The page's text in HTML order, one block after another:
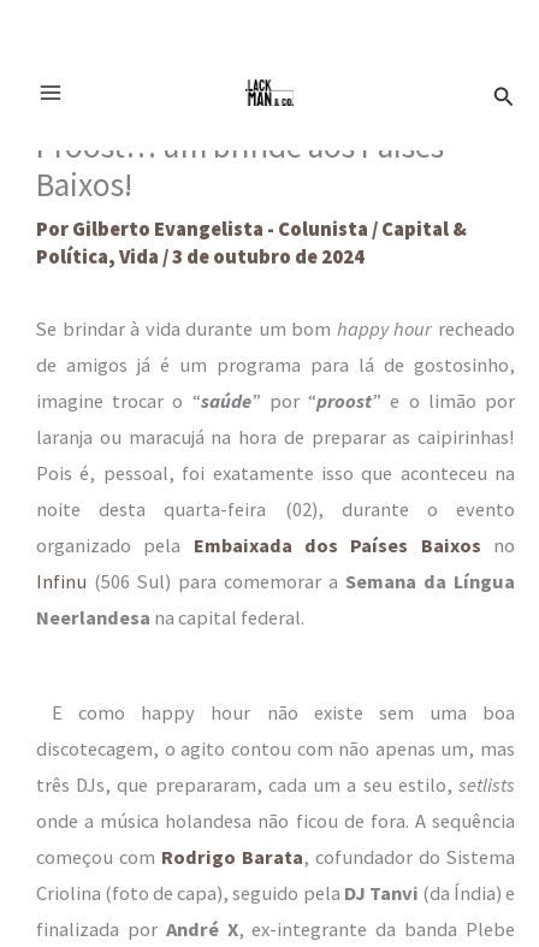
conteúdoProost… um brinde aos Países
Baixos!
Por Gilberto Evangelista - Colunista / Capital &
Política, Vida /3 de outubro de 2024
Se brindar à vida durante um bom happy hour recheado
de amigos já é um programa para lá de gostosinho,
imagine trocar o “saúde” por “proost” e o limão por
laranja ou maracujá na hora de preparar as caipirinhas!
Pois é, pessoal, foi exatamente isso que aconteceu na
noite desta quarta-feira (02), durante o evento
organizado pela Embaixada dos Países Baixos no
Infinu (506 Sul) para comemorar a Semana da Língua
Neerlandesa na capital federal.
E como happy hour não existe sem uma boa
discotecagem, o agito contou com não apenas um, mas
três DJs, que prepararam, cada um a seu estilo, setlists
onde a música holandesa não ficou de fora. A sequência
começou com Rodrigo Barata, cofundador do Sistema
Criolina (foto de capa), seguido pela DJ Tanvi (da Índia) e
finalizada por André X, ex-integrante da banda Plebe